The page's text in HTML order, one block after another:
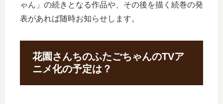
ゃん」の続きとなる作品や、その後を描く続巻の発
表があれば随時お知らせします。
花園さんちのふたごちゃんのTVア
ニメ化の予定は？